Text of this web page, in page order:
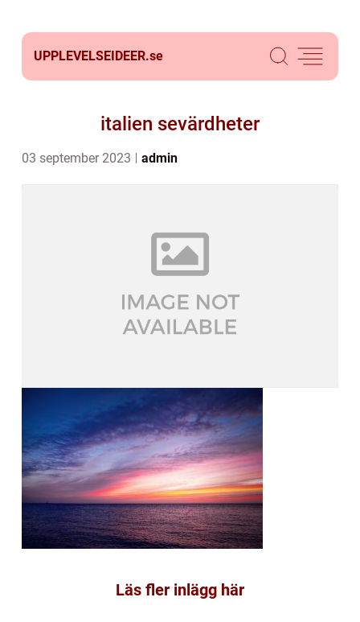
UPPLEVELSEIDEER.se
italien sevärdheter
03 september 2023 admin
Läs fler inlägg här